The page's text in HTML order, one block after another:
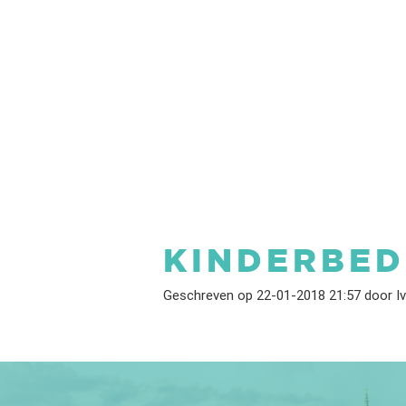
KINDERBED
Geschreven op 22-01-2018 21:57 door